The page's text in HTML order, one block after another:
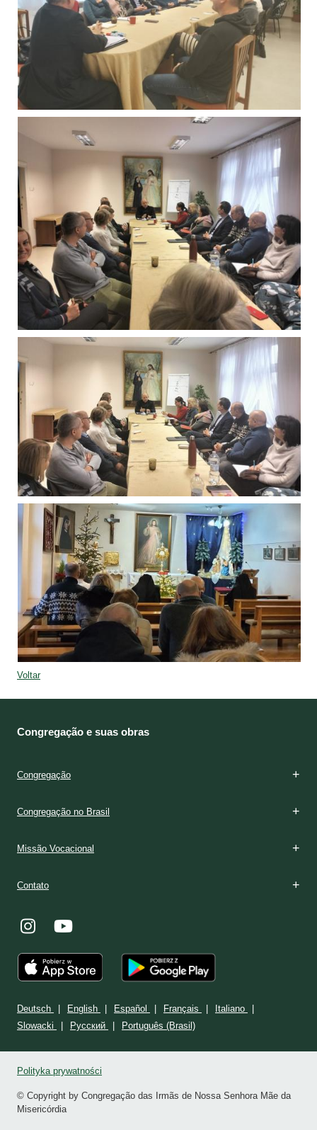
Voltar
Congregação e suas obras
Congregação
Congregação no Brasil
Missão Vocacional
Contato
Deutsch English Español Français
Italiano
Slowacki
Ρусский Português (Brasil)
Polityka prywatności
© Copyright by Congregação das Irmãs de Nossa Senhora Mãe da
Misericórdia